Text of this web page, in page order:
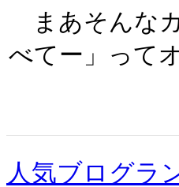
まあそんな
べてー」って
人気ブログラ